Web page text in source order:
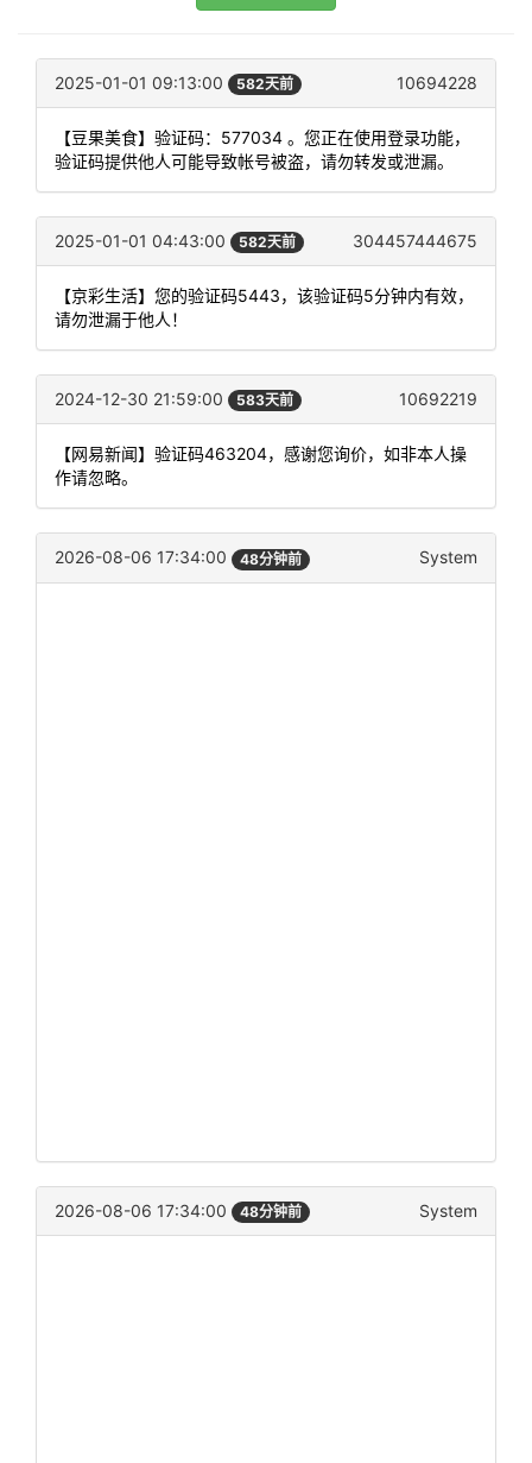
2025-01-01 09:13:00 582天前 10694228
【豆果美食】验证码：577034 。您正在使用登录功能，
验证码提供他人可能导致帐号被盗，请勿转发或泄漏。
2025-01-01 04:43:00 582天前 304457444675
【京彩生活】您的验证码5443，该验证码5分钟内有效，
请勿泄漏于他人！
2024-12-30 21:59:00 583天前 10692219
【网易新闻】验证码463204，感谢您询价，如非本人操
作请忽略。
2026-08-06 17:34:00 48分钟前 System
2026-08-06 17:34:00 48分钟前 System